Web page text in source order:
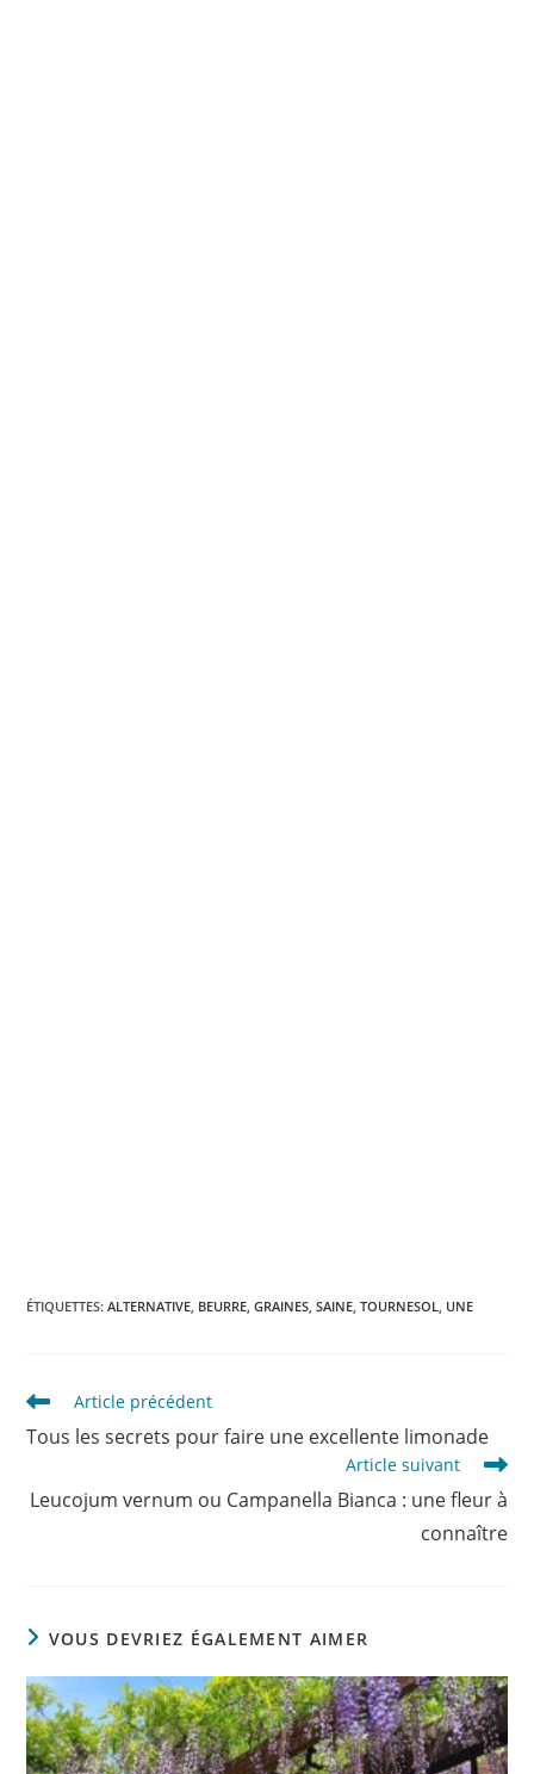
ÉTIQUETTES:ALTERNATIVE, BEURRE, GRAINES, SAINE, TOURNESOL, UNE
Read
articles
Article précédent
Tous les secrets pour faire une excellente limonade
Article suivant
Leucojum vernum ou Campanella Bianca : une fleur à
connaître
VOUS DEVRIEZ ÉGALEMENT AIMER